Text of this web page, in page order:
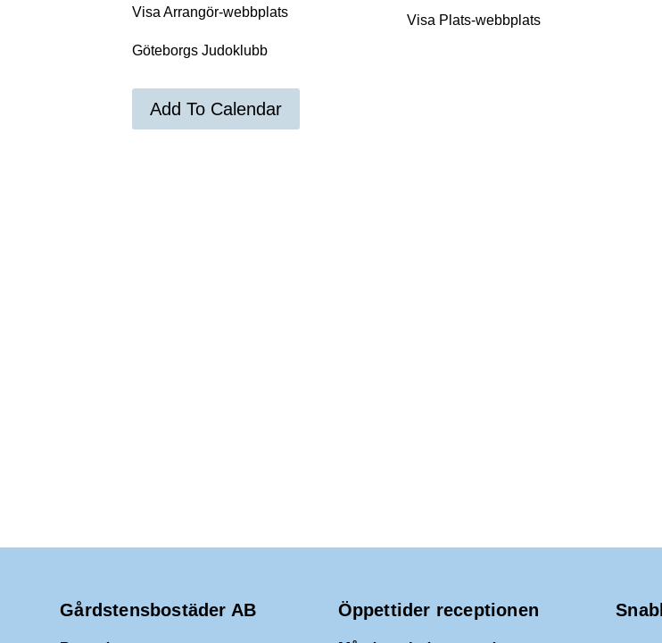
Visa Plats-webbplats
Göteborgs Judoklubb
Visa Arrangör-webbplats
Add To Calendar
Gårdstensbostäder AB Öppettider receptionen